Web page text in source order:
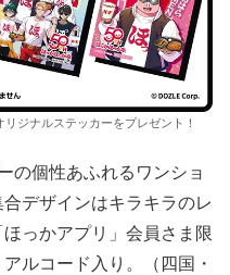
ジナルステッカーをプレゼント！
の個性あふれるワンショ
デザインはキラキラのレ
っかアプリ」会員さま限
ルコード入り。（四国・